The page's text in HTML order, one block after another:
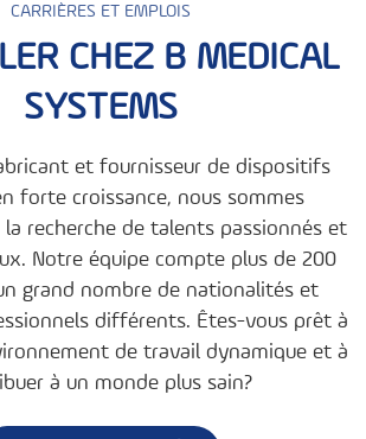
CARRIÈRES ET EMPLOIS
CHEZ B MEDICAL
SYSTEMS
et fournisseur de dispositifs
forte croissance, nous sommes
recherche de talents passionnés et
Notre équipe compte plus de 200
grand nombre de nationalités et
différents. Êtes-vous prêt à
de travail dynamique et à
à un monde plus sain?